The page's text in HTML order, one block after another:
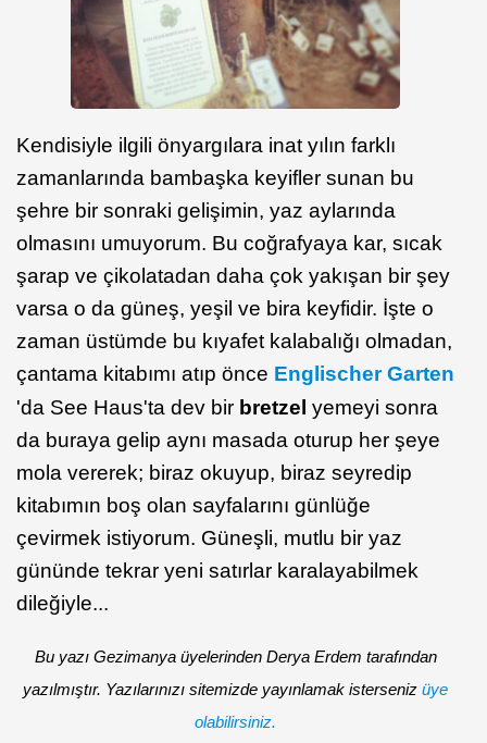
Kendisiyle ilgili önyargılara inat yılın farklı
zamanlarında bambaşka keyifler sunan bu
şehre bir sonraki gelişimin, yaz aylarında
olmasını umuyorum. Bu coğrafyaya kar, sıcak
şarap ve çikolatadan daha çok yakışan bir şey
varsa o da güneş, yeşil ve bira keyfidir. İşte o
zaman üstümde bu kıyafet kalabalığı olmadan,
çantama kitabımı atıp önce Englischer Garten
'da See Haus'ta dev bir bretzel yemeyi sonra
da buraya gelip aynı masada oturup her şeye
mola vererek; biraz okuyup, biraz seyredip
kitabımın boş olan sayfalarını günlüğe
çevirmek istiyorum. Güneşli, mutlu bir yaz
gününde tekrar yeni satırlar karalayabilmek
dileğiyle...
Bu yazı Gezimanya üyelerinden Derya Erdem tarafından
yazılmıştır. Yazılarınızı sitemizde yayınlamak isterseniz üye
olabilirsiniz.